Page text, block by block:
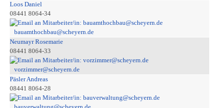
Loos Daniel
08441 8064-34
bauamthochbau@scheyern.de
Neumayr Rosemarie
08441 8064-33
vorzimmer@scheyern.de
Päsler Andreas
08441 8064-28